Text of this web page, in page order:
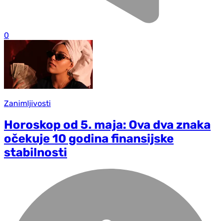
0
Zanimljivosti
Horoskop od 5. maja: Ova dva znaka
očekuje 10 godina finansijske
stabilnosti